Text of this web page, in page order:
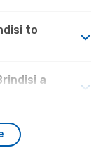
to
a